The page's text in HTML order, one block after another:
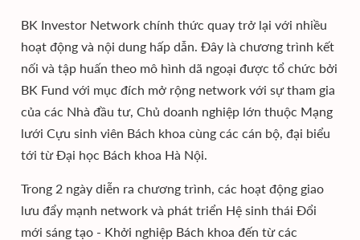
BK Investor Network chính thức quay trở lại với nhiều
hoạt động và nội dung hấp dẫn. Đây là chương trình kết
nối và tập huấn theo mô hình dã ngoại được tổ chức bởi
BK Fund với mục đích mở rộng network với sự tham gia
của các Nhà đầu tư, Chủ doanh nghiệp lớn thuộc Mạng
lưới Cựu sinh viên Bách khoa cùng các cán bộ, đại biểu
tới từ Đại học Bách khoa Hà Nội.
Trong 2 ngày diễn ra chương trình, các hoạt động giao
lưu đẩy mạnh network và phát triển Hệ sinh thái Đổi
mới sáng tạo - Khởi nghiệp Bách khoa đến từ các